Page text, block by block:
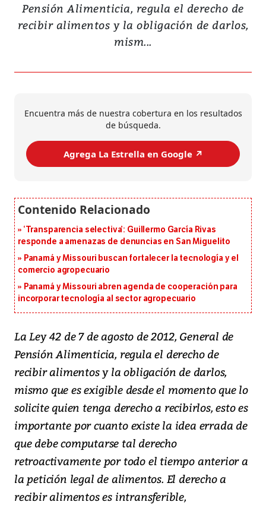
Pensión Alimenticia, regula el derecho de
recibir alimentos y la obligación de darlos,
mism...
Encuentra más de nuestra cobertura en los resultados
de búsqueda.
Agrega La Estrella en Google ↗️
‘Transparencia selectiva’: Guillermo García Rivas
responde a amenazas de denuncias en San Miguelito
Panamá y Missouri buscan fortalecer la tecnología y el
comercio agropecuario
Panamá y Missouri abren agenda de cooperación para
incorporar tecnología al sector agropecuario
La Ley 42 de 7 de agosto de 2012, General de
Pensión Alimenticia, regula el derecho de
recibir alimentos y la obligación de darlos,
mismo que es exigible desde el momento que lo
solicite quien tenga derecho a recibirlos, esto es
importante por cuanto existe la idea errada de
que debe computarse tal derecho
retroactivamente por todo el tiempo anterior a
la petición legal de alimentos. El derecho a
recibir alimentos es intransferible,